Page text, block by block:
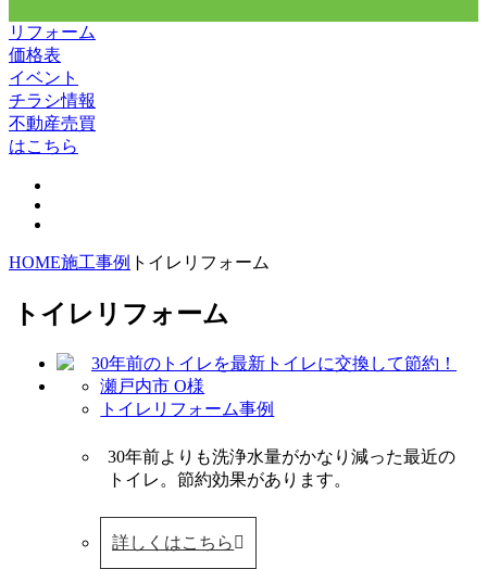
リフォーム
価格表
イベント
チラシ情報
不動産売買
はこちら
HOME施工事例 トイレリフォーム
トイレリフォーム
瀬戸内市 O様
トイレリフォーム事例
30年前よりも洗浄水量がかなり減った最近の
トイレ。節約効果があります。
詳しくはこちら